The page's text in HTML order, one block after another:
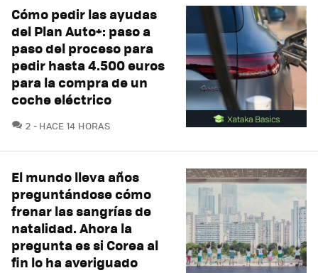
Cómo pedir las ayudas
del Plan Auto+: paso a
paso del proceso para
pedir hasta 4.500 euros
para la compra de un
coche eléctrico
2 COMENTARIOS
HACE 14 HORAS
El mundo lleva años
preguntándose cómo
frenar las sangrías de
natalidad. Ahora la
pregunta es si Corea al
fin lo ha averiguado